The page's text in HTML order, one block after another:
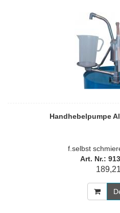
Handhebelpumpe
f.selbst
Art. Nr.: